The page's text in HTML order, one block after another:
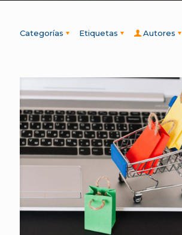
Categorías Etiquetas
Autores